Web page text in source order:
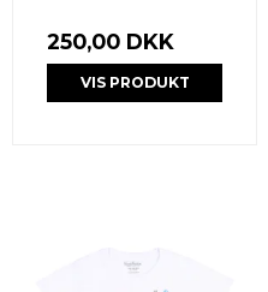
250,00 DKK
VIS PRODUKT